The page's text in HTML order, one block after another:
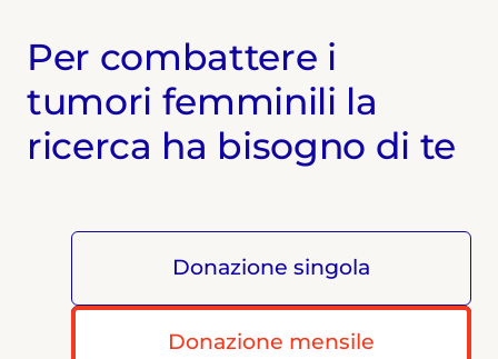
Per combattere i
tumori femminili la
ricerca ha bisogno di te
Donazione singola
Donazione mensile